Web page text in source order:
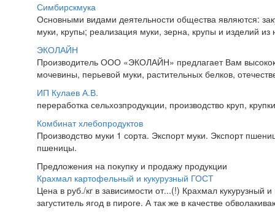
Симбирскмука
Основными видами деятельности общества являются:
муки, крупы; реализация муки, зерна, крупы и изделий из
ЭКОЛАЙН
Производитель ООО «ЭКОЛАЙН» предлагает Вам
мочевины, перьевой муки, растительных белков,
ИП Кулаев А.В.
переработка сельхозпродукции, производство круп,
Комбинат хлебопродуктов
Производство муки 1 сорта. Экспорт муки. Экспорт
пшеницы.
Предложения на покупку и продажу продукции
Крахмал картофельный и кукурузный ГОСТ
Цена в руб./кг в зависимости от...(!) Крахмал
загуститель ягод в пироге. А так же в качестве